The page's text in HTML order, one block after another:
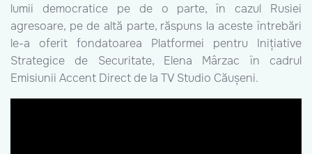
lumii democratice pe de o parte, în cazul Rusiei
agresoare, pe de altă parte, răspuns la aceste întrebări
le-a oferit fondatoarea Platformei pentru Inițiative
Strategice de Securitate, Elena Mârzac în cadrul
Emisiunii Accent Direct de la TV Studio Căușeni.